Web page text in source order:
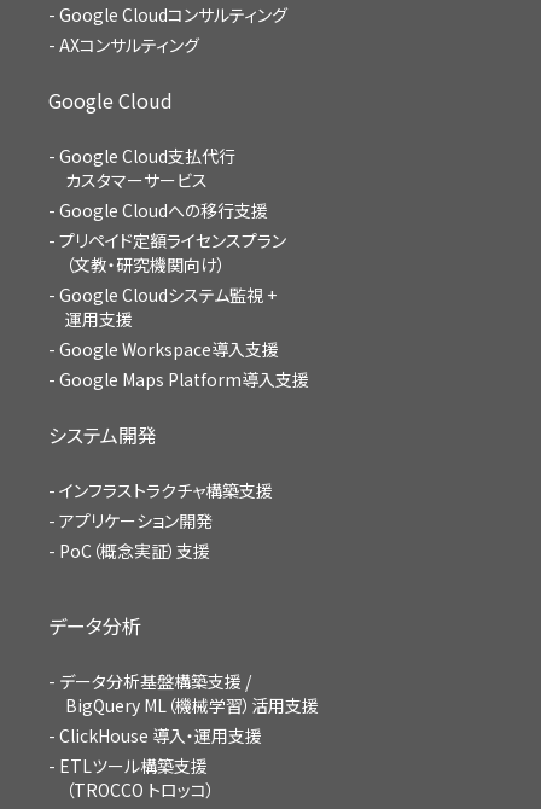
Google Cloudコンサルティング
AXコンサルティング
Google Cloud
Google Cloud支払代行
カスタマーサービス
Google Cloudへの移行支援
プリペイド定額ライセンスプラン
（文教・研究機関向け）
Google Cloudシステム監視 +
運用支援
Google Workspace導入支援
Google Maps Platform導入支援
システム開発
インフラストラクチャ構築支援
アプリケーション開発
PoC（概念実証）支援
データ分析
データ分析基盤構築支援 /
BigQuery ML（機械学習）活用支援
ClickHouse 導入・運用支援
ETLツール構築支援
（TROCCO トロッコ）